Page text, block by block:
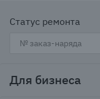
Статус ремонта
Для бизнеса